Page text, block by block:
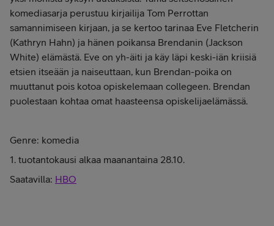
komediasarja perustuu kirjailija Tom Perrottan
samannimiseen kirjaan, ja se kertoo tarinaa Eve Fletcherin
(Kathryn Hahn) ja hänen poikansa Brendanin (Jackson
White) elämästä. Eve on yh-äiti ja käy läpi keski-iän kriisiä
etsien itseään ja naiseuttaan, kun Brendan-poika on
muuttanut pois kotoa opiskelemaan collegeen. Brendan
puolestaan kohtaa omat haasteensa opiskelijaelämässä.
Genre: komedia
1. tuotantokausi alkaa maanantaina 28.10.
Saatavilla: HBO